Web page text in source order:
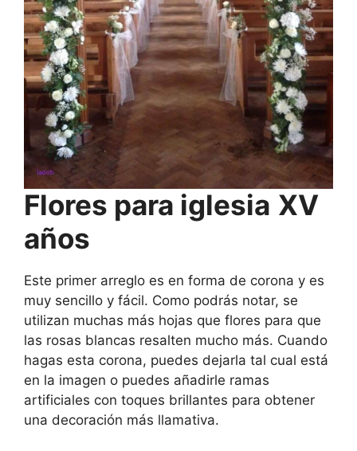
Flores para iglesia XV
años
Este primer arreglo es en forma de corona y es
muy sencillo y fácil. Como podrás notar, se
utilizan muchas más hojas que flores para que
las rosas blancas resalten mucho más. Cuando
hagas esta corona, puedes dejarla tal cual está
en la imagen o puedes añadirle ramas
artificiales con toques brillantes para obtener
una decoración más llamativa.